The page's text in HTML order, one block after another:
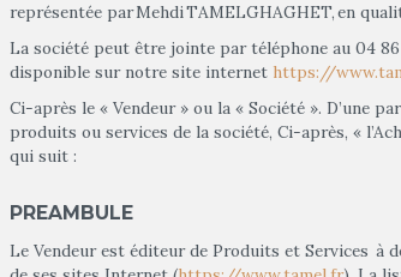
représentée par Mehdi TAMELGHAGHET, en
La société peut être jointe par téléphone au 04 86
disponible sur notre site internet https://
Ci-après le « Vendeur » ou la « Société ». D’une
produits ou services de la société, Ci-après, «
qui suit :
PREAMBULE
Le Vendeur est éditeur de Produits et Services à